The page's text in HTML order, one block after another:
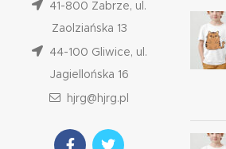
41-800 Zabrze, ul.
Zaolziańska 13
44-100 Gliwice, ul.
Jagiellońska 16
hjrg@hjrg.pl